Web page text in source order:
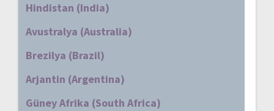
Hindistan (India)
Avustralya (Australia)
Brezilya (Brazil)
Arjantin (Argentina)
Güney Afrika (South Africa)